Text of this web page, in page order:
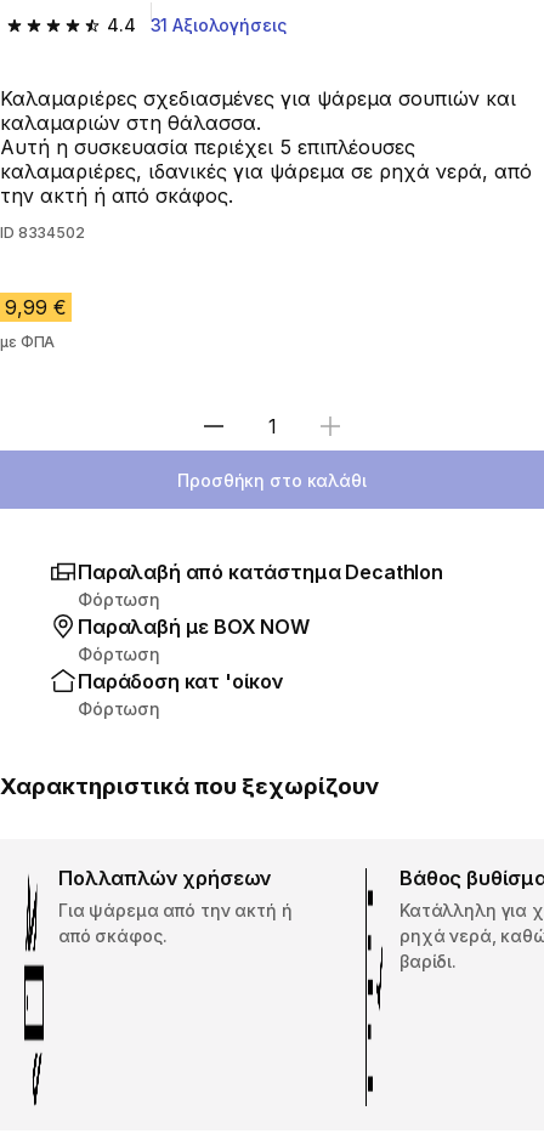
4.4
4.4 out of 5 stars from 31 reviews
31 Αξιολογήσεις
Καλαμαριέρες σχεδιασμένες για ψάρεμα σουπιών και
καλαμαριών στη θάλασσα.
Αυτή η συσκευασία περιέχει 5 επιπλέουσες
καλαμαριέρες, ιδανικές για ψάρεμα σε ρηχά νερά, από
την ακτή ή από σκάφος.
ID 8334502
9,99 €
με ΦΠΑ
Επιλέξτε ποσότητα
Προσθήκη στο καλάθι
Παραλαβή από κατάστημα Decathlon
Φόρτωση
Παραλαβή με ΒΟΧ ΝΟW
Φόρτωση
Παράδοση κατ 'οίκον
Φόρτωση
Χαρακτηριστικά που ξεχωρίζουν
Πολλαπλών χρήσεων
Για ψάρεμα από την ακτή ή
από σκάφος.
Βάθος
Κατάλληλη για
ρηχά νερά,
βαρίδι.